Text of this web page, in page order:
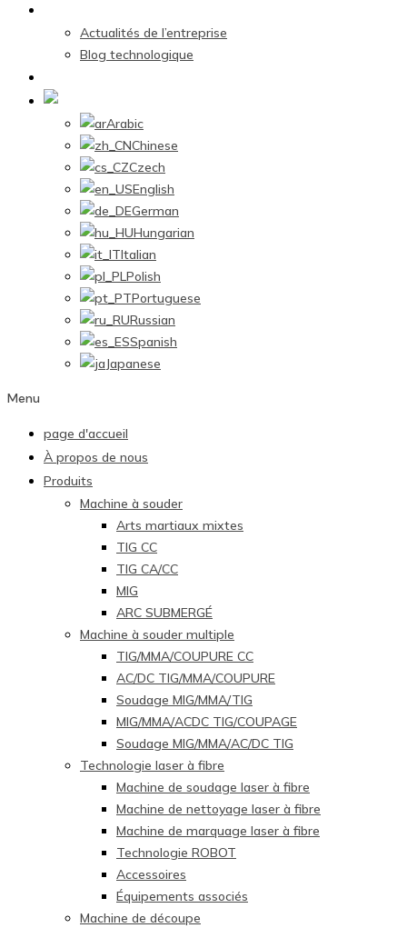
Actualités de l’entreprise
Blog technologique
Arabic
Chinese
Czech
English
German
Hungarian
Italian
Polish
Portuguese
Russian
Spanish
Japanese
Menu
page d'accueil
À propos de nous
Produits
Machine à souder
Arts martiaux mixtes
TIG CC
TIG CA/CC
MIG
ARC SUBMERGÉ
Machine à souder multiple
TIG/MMA/COUPURE CC
AC/DC TIG/MMA/COUPURE
Soudage MIG/MMA/TIG
MIG/MMA/ACDC TIG/COUPAGE
Soudage MIG/MMA/AC/DC TIG
Technologie laser à fibre
Machine de soudage laser à fibre
Machine de nettoyage laser à fibre
Machine de marquage laser à fibre
Technologie ROBOT
Accessoires
Équipements associés
Machine de découpe